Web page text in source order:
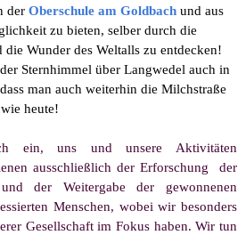
der Oberschule am Goldbach und aus
zu bieten, selber durch die
die Wunder des Weltalls zu entdecken!
Sternhimmel über Langwedel auch in
man auch weiterhin die Milchstraße
heute!
ein, uns und unsere Aktivitäten
ausschließlich der Erforschung der
der Weitergabe der gewonnenen
Menschen, wobei wir besonders
Gesellschaft im Fokus haben. Wir tun